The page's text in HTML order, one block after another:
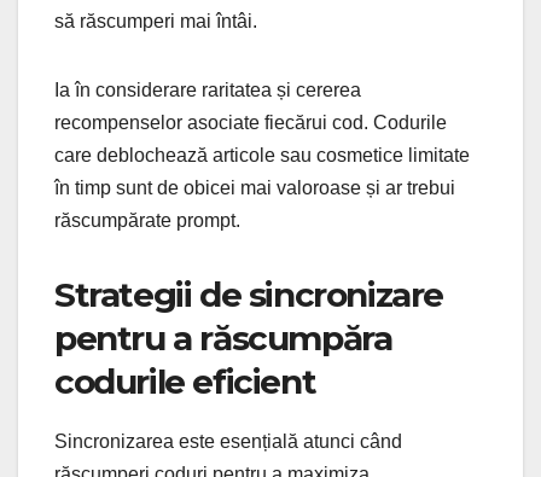
să răscumperi mai întâi.
Ia în considerare raritatea și cererea
recompenselor asociate fiecărui cod. Codurile
care deblochează articole sau cosmetice limitate
în timp sunt de obicei mai valoroase și ar trebui
răscumpărate prompt.
Strategii de sincronizare
pentru a răscumpăra
codurile eficient
Sincronizarea este esențială atunci când